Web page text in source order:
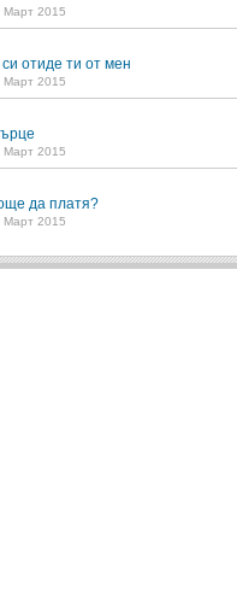
Март 2015
си отиде ти от мен
Март 2015
Март 2015
да платя?
Март 2015